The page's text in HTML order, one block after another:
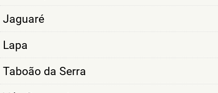
Jaguaré
Lapa
Taboão da Serra